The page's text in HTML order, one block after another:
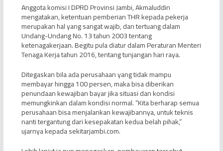
Anggota komisi I DPRD Provinsi Jambi, Akmaluddin
mengatakan, ketentuan pemberian THR kepada pekerja
merupakan hal yang sangat wajib, dan tertuang dalam
Undang-Undang No. 13 tahun 2003 tentang
ketenagakerjaan. Begitu pula diatur dalam Peraturan Menteri
Tenaga Kerja tahun 2016, tentang tunjangan hari raya.
Ditegaskan bila ada perusahaan yang tidak mampu
membayar hingga 100 persen, maka bisa diberikan
penundaan kewajiban bayar jika situasi dan kondisi
memungkinkan dalam kondisi normal. “Kita berharap semua
perusahaan bisa menjalankan kewajibannya, untuk teknis
nanti tergantung dari kesepakatan kedua belah pihak,”
ujarnya kepada sekitarjambi.com.